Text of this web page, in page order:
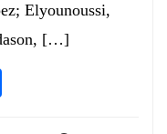
Elyounoussi,
[…]